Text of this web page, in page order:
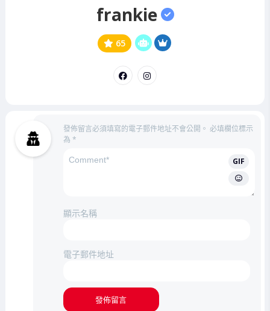
frankie
65
發佈留言必須填寫的電子郵件地址不會公開。 必填欄位標示
為 *
GIF
顯示名稱
電子郵件地址